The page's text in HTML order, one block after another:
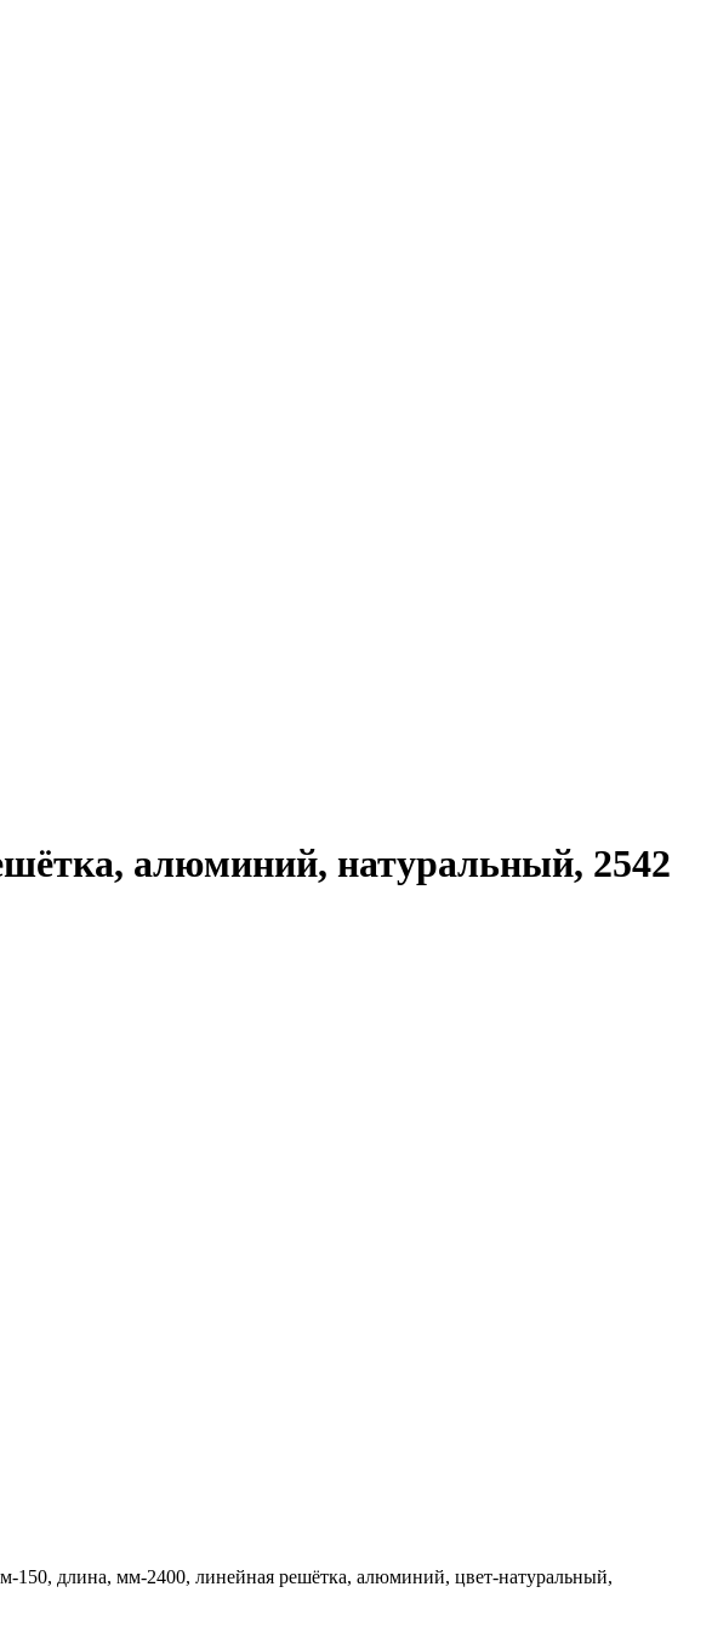
алюминий, натуральный, 2542
150, длина, мм-2400, линейная решётка, алюминий, цвет-натуральный,